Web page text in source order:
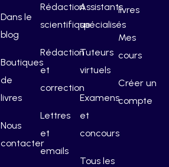
Dans le
blog
Boutiques
de
livres
Nous
contacter
Rédaction
scientifique
Rédaction
et
correction
Lettres
et
emails
Assistants
spécialisés
Tuteurs
virtuels
Examens
et
concours
Tous les
livres
Mes
cours
Créer un
compte